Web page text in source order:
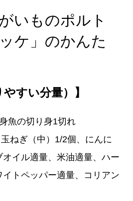
いものポルト
ケ」のかんた
すい分量）】
魚の切り身1切れ
玉ねぎ（中）1/2個、にんに
オイル適量、米油適量、ハー
トペッパー適量、コリアン